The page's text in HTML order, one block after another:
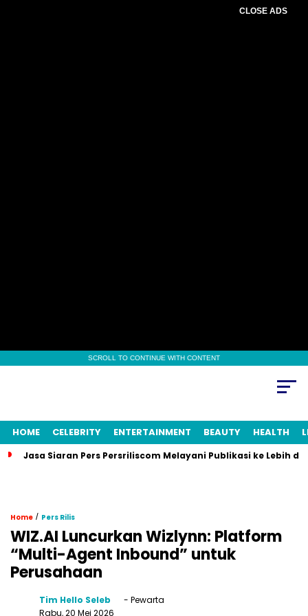
CLOSE ADS
SCROLL TO CONTINUE WITH CONTENT
HOME CELEBRITY ENTERTAINMENT BEAUTY HEALTH
Jasa Siaran Pers Persriliscom Melayani Publikasi ke Lebih
Home / Pers Rilis
WIZ.AI Luncurkan Wizlynn: Platform
“Multi-Agent Inbound” untuk
Perusahaan
Tim Hello Seleb
- Pewarta
Rabu, 20 Mei 2026